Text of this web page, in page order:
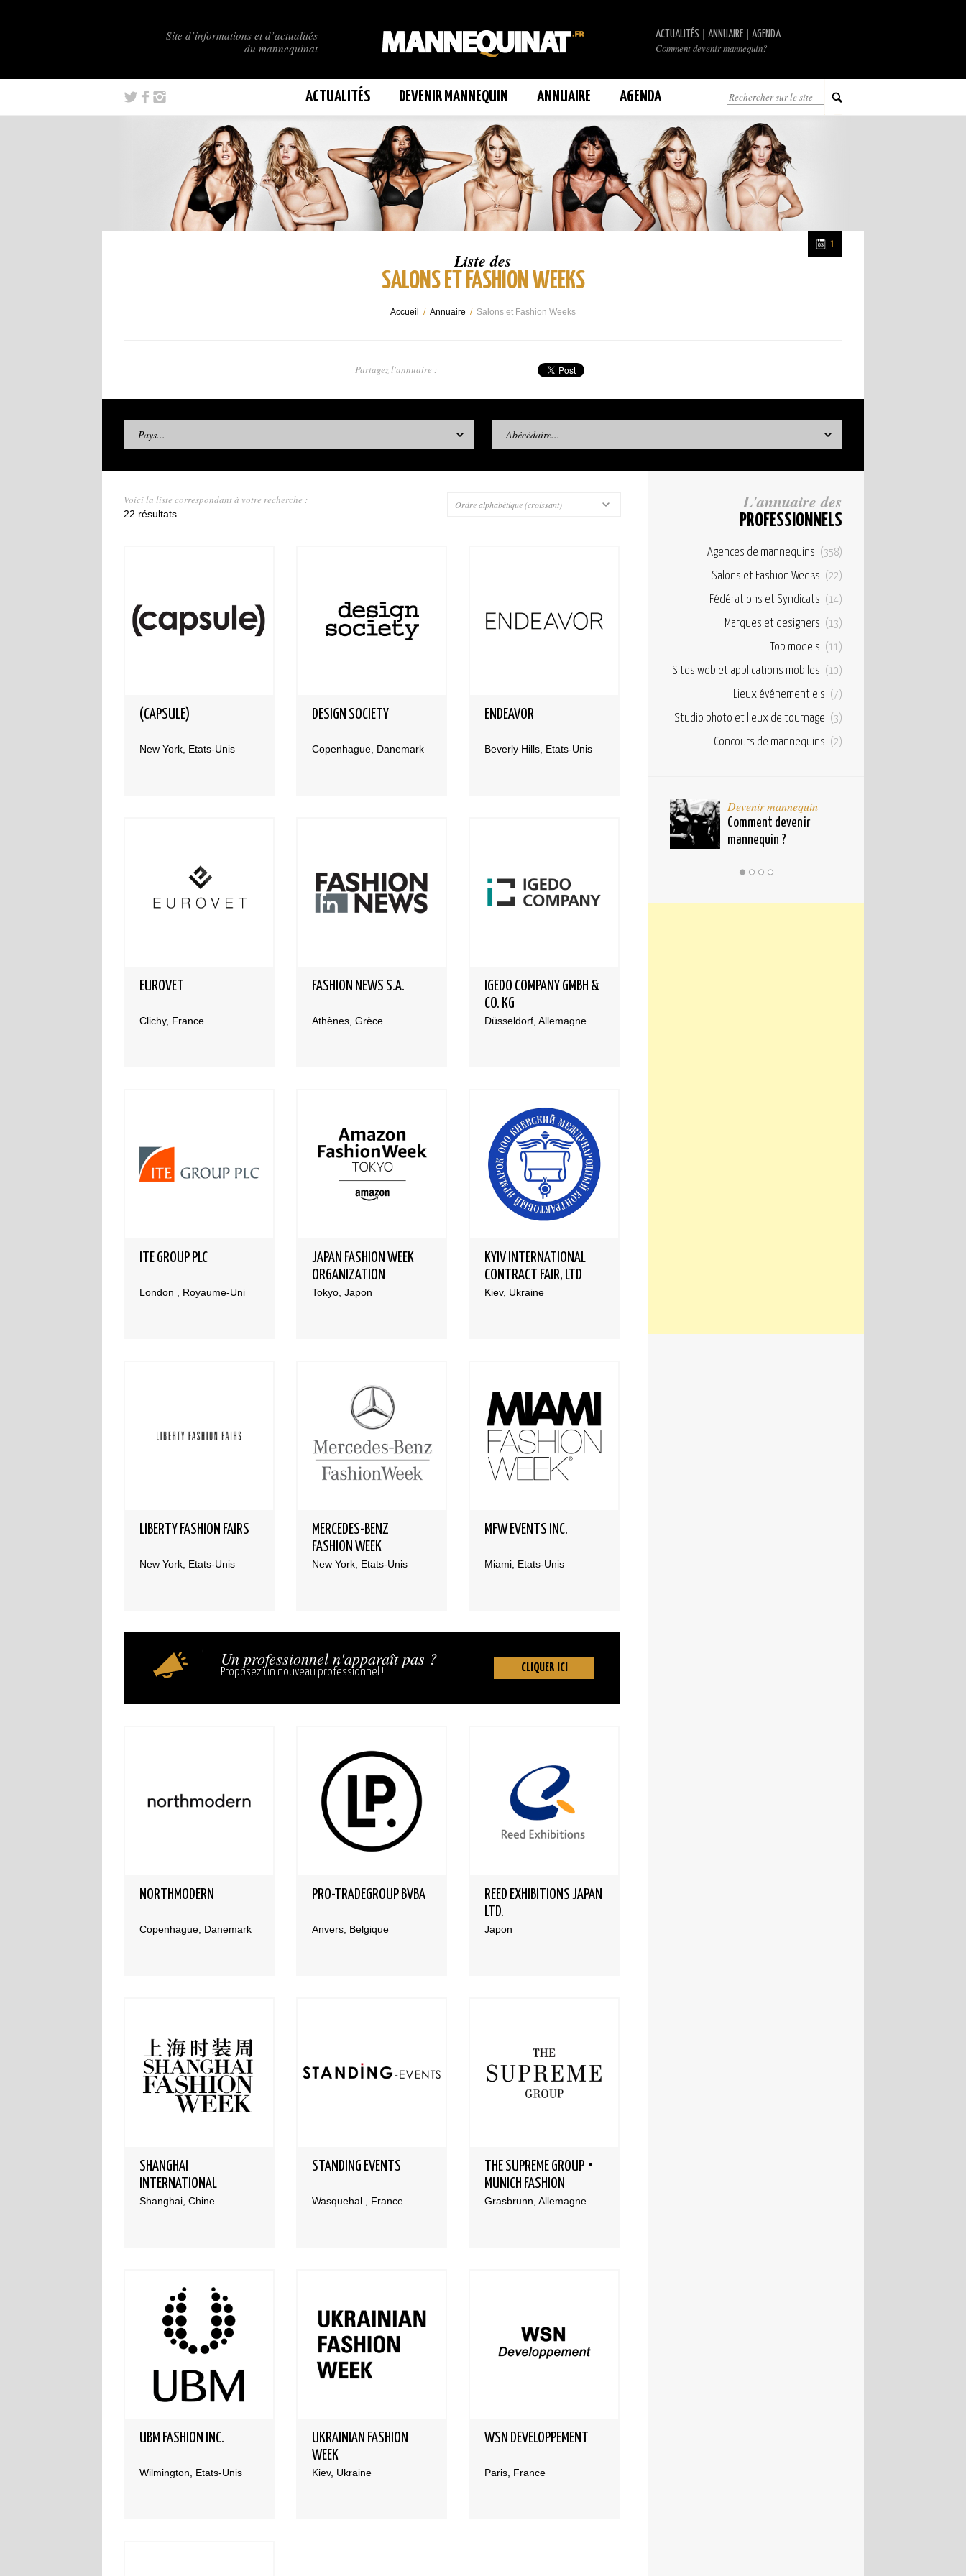
Site d’informations et d’actualités
du mannequinat
ACTUALITÉS ANNUAIRE AGENDA
Comment devenir mannequin?
ACTUALITÉS DEVENIR MANNEQUIN ANNUAIRE AGENDA
Liste des
SALONS ET FASHION WEEKS
1
Accueil / Annuaire / Salons et Fashion Weeks
Partagez l'annuaire :
Pays... Abécédaire...
Ordre alphabétique (croissant)
Voici la liste correspondant à votre recherche :
22 résultats
(CAPSULE)
New York, Etats-Unis
DESIGN SOCIETY
Copenhague, Danemark
ENDEAVOR
Beverly Hills, Etats-Unis
EUROVET
Clichy, France
FASHION NEWS S.A.
Athènes, Grèce
IGEDO COMPANY GMBH &
CO. KG
Düsseldorf, Allemagne
ITE GROUP PLC
London , Royaume-Uni
JAPAN FASHION WEEK
ORGANIZATION
Tokyo, Japon
KYIV INTERNATIONAL
CONTRACT FAIR, LTD
Kiev, Ukraine
LIBERTY FASHION FAIRS
New York, Etats-Unis
MERCEDES-BENZ
FASHION WEEK
New York, Etats-Unis
MFW EVENTS INC.
Miami, Etats-Unis
Un professionnel n'apparaît pas ?
Proposez un nouveau professionnel ! CLIQUER ICI
NORTHMODERN
Copenhague, Danemark
PRO-TRADEGROUP BVBA
Anvers, Belgique
REED EXHIBITIONS JAPAN
LTD.
Japon
SHANGHAI
INTERNATIONAL
FASHION CENTER
Shanghai, Chine
STANDING EVENTS
Wasquehal , France
THE SUPREME GROUP ･
MUNICH FASHION
COMPANY
Grasbrunn, Allemagne
UBM FASHION INC.
Wilmington, Etats-Unis
UKRAINIAN FASHION
WEEK
Kiev, Ukraine
WSN DEVELOPPEMENT
Paris, France
L'annuaire des
PROFESSIONNELS
Agences de mannequins (358)
Salons et Fashion Weeks (22)
Fédérations et Syndicats (14)
Marques et designers (13)
Top models (11)
Sites web et applications mobiles (10)
Lieux événementiels (7)
Studio photo et lieux de tournage (3)
Concours de mannequins (2)
Devenir mannequin
Comment devenir
mannequin ?